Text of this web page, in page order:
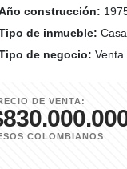
construcción:
de inmueble: Casa
de negocio: Venta
DE VENTA:
COLOMBIANOS